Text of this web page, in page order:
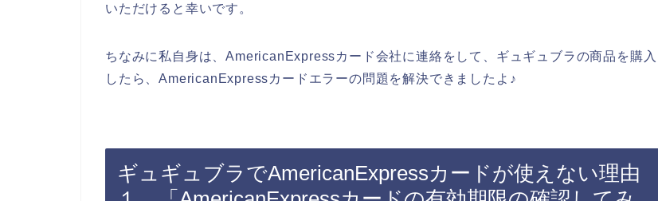
いただけると幸いです。
ちなみに私自身は、AmericanExpressカード会社に連絡をして、ギュギュブラの商品を購入
したら、AmericanExpressカードエラーの問題を解決できましたよ♪
ギュギュブラでAmericanExpressカードが使えない理由